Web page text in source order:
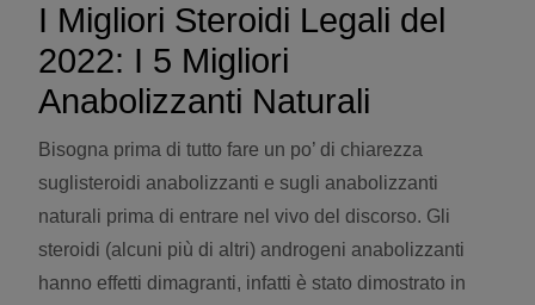
I Migliori Steroidi Legali del
2022: I 5 Migliori
Anabolizzanti Naturali
Bisogna prima di tutto fare un po’ di chiarezza
suglisteroidi anabolizzanti e sugli anabolizzanti
naturali prima di entrare nel vivo del discorso. Gli
steroidi (alcuni più di altri) androgeni anabolizzanti
hanno effetti dimagranti, infatti è stato dimostrato in